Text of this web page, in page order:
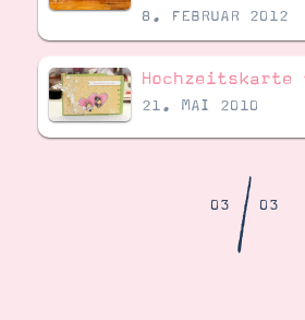
Angebote
8. FEBRUAR 2012
Hochzeitskarte
21. MAI 2010
03/03